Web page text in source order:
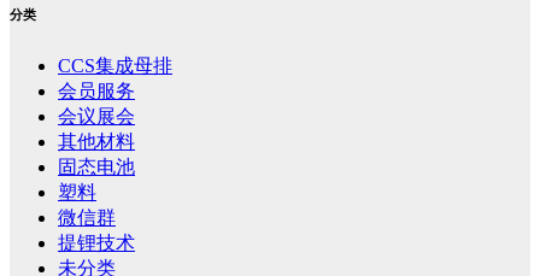
分类
CCS集成母排
会员服务
会议展会
其他材料
固态电池
塑料
微信群
提锂技术
未分类